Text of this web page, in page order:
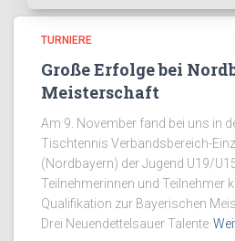
TURNIERE
Große Erfolge bei
Meisterschaft
Am 9. November fand bei uns in
Tischtennis Verbandsbereich-
(Nordbayern) der Jugend U19/
Teilnehmerinnen und Teilnehmer
Qualifikation zur Bayerischen
Drei Neuendettelsauer Talente